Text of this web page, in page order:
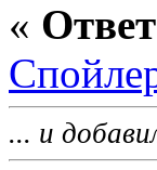
«
... и